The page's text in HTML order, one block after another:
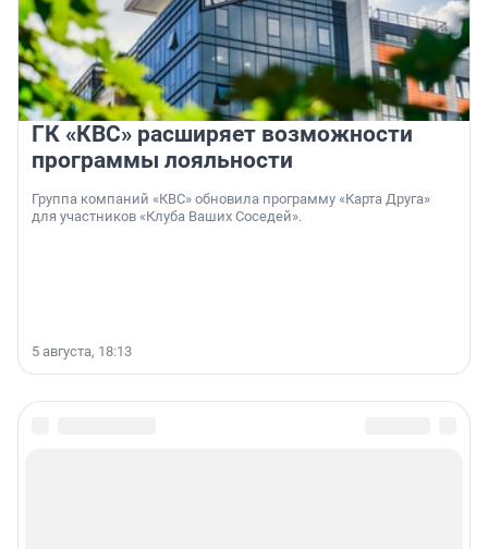
ГК «КВС» расширяет возможности
программы лояльности
Группа компаний «КВС» обновила программу «Карта Друга»
для участников «Клуба Ваших Соседей».
5 августа, 18:13